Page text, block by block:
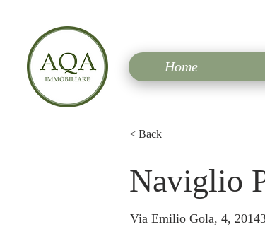
Home
< Back
Naviglio
Via Emilio Gola, 4,